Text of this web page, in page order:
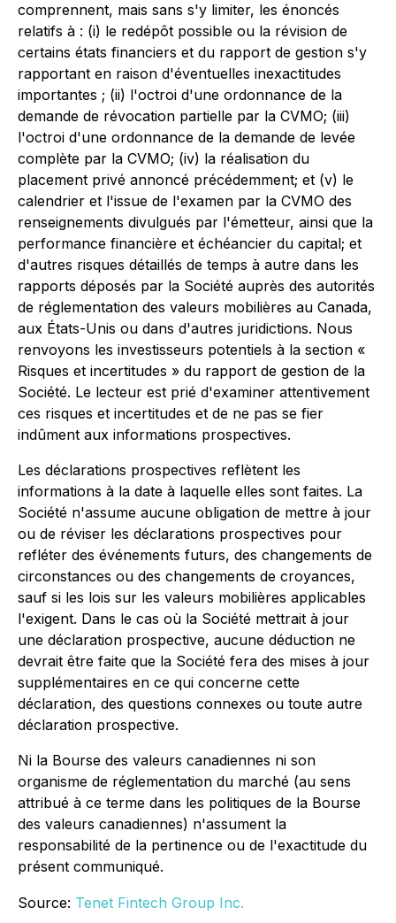
comprennent, mais sans s'y limiter, les énoncés
relatifs à : (i) le redépôt possible ou la révision de
certains états financiers et du rapport de gestion s'y
rapportant en raison d'éventuelles inexactitudes
importantes ; (ii) l'octroi d'une ordonnance de la
demande de révocation partielle par la CVMO; (iii)
l'octroi d'une ordonnance de la demande de levée
complète par la CVMO; (iv) la réalisation du
placement privé annoncé précédemment; et (v) le
calendrier et l'issue de l'examen par la CVMO des
renseignements divulgués par l'émetteur, ainsi que la
performance financière et échéancier du capital; et
d'autres risques détaillés de temps à autre dans les
rapports déposés par la Société auprès des autorités
de réglementation des valeurs mobilières au Canada,
aux États-Unis ou dans d'autres juridictions. Nous
renvoyons les investisseurs potentiels à la section «
Risques et incertitudes » du rapport de gestion de la
Société. Le lecteur est prié d'examiner attentivement
ces risques et incertitudes et de ne pas se fier
indûment aux informations prospectives.
Les déclarations prospectives reflètent les
informations à la date à laquelle elles sont faites. La
Société n'assume aucune obligation de mettre à jour
ou de réviser les déclarations prospectives pour
refléter des événements futurs, des changements de
circonstances ou des changements de croyances,
sauf si les lois sur les valeurs mobilières applicables
l'exigent. Dans le cas où la Société mettrait à jour
une déclaration prospective, aucune déduction ne
devrait être faite que la Société fera des mises à jour
supplémentaires en ce qui concerne cette
déclaration, des questions connexes ou toute autre
déclaration prospective.
Ni la Bourse des valeurs canadiennes ni son
organisme de réglementation du marché (au sens
attribué à ce terme dans les politiques de la Bourse
des valeurs canadiennes) n'assument la
responsabilité de la pertinence ou de l'exactitude du
présent communiqué.
Source: Tenet Fintech Group Inc.